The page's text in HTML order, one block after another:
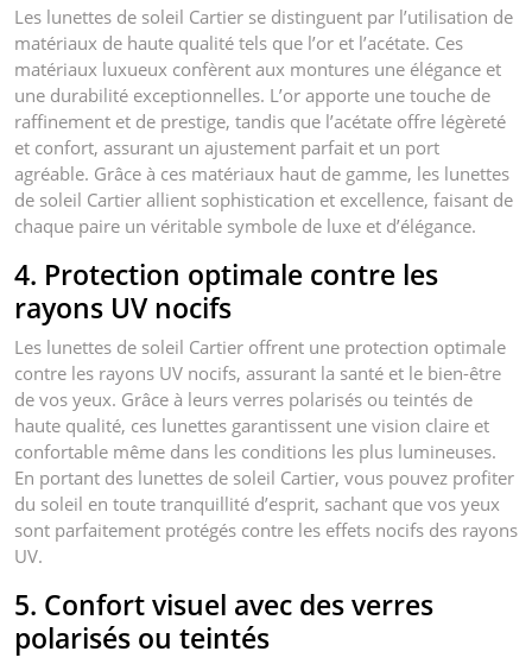
Les lunettes de soleil Cartier se distinguent par l’utilisation de
matériaux de haute qualité tels que l’or et l’acétate. Ces
matériaux luxueux confèrent aux montures une élégance et
une durabilité exceptionnelles. L’or apporte une touche de
raffinement et de prestige, tandis que l’acétate offre légèreté
et confort, assurant un ajustement parfait et un port
agréable. Grâce à ces matériaux haut de gamme, les lunettes
de soleil Cartier allient sophistication et excellence, faisant de
chaque paire un véritable symbole de luxe et d’élégance.
4. Protection optimale contre les
rayons UV nocifs
Les lunettes de soleil Cartier offrent une protection optimale
contre les rayons UV nocifs, assurant la santé et le bien-être
de vos yeux. Grâce à leurs verres polarisés ou teintés de
haute qualité, ces lunettes garantissent une vision claire et
confortable même dans les conditions les plus lumineuses.
En portant des lunettes de soleil Cartier, vous pouvez profiter
du soleil en toute tranquillité d’esprit, sachant que vos yeux
sont parfaitement protégés contre les effets nocifs des rayons
UV.
5. Confort visuel avec des verres
polarisés ou teintés